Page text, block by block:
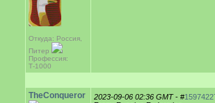
Откуда: Россия,
Питер
Профессия:
Т-1000
TheConqueror 2023-09-06 02:36 GMT- #